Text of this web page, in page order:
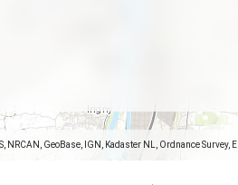
NRCAN, GeoBase, IGN, Kadaster NL, Ordnance